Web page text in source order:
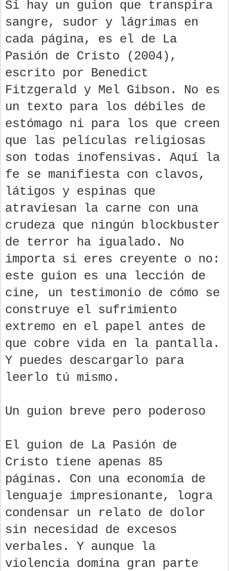
Si hay un guion que transpira
sangre, sudor y lágrimas en
cada página, es el de La
Pasión de Cristo (2004),
escrito por Benedict
Fitzgerald y Mel Gibson. No es
un texto para los débiles de
estómago ni para los que creen
que las películas religiosas
son todas inofensivas. Aquí la
fe se manifiesta con clavos,
látigos y espinas que
atraviesan la carne con una
crudeza que ningún blockbuster
de terror ha igualado. No
importa si eres creyente o no:
este guion es una lección de
cine, un testimonio de cómo se
construye el sufrimiento
extremo en el papel antes de
que cobre vida en la pantalla.
Y puedes descargarlo para
leerlo tú mismo.
Un guion breve pero poderoso
El guion de La Pasión de
Cristo tiene apenas 85
páginas. Con una economía de
lenguaje impresionante, logra
condensar un relato de dolor
sin necesidad de excesos
verbales. Y aunque la
violencia domina gran parte